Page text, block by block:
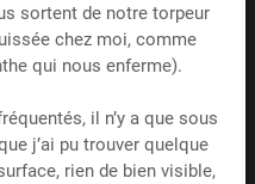
sortent de notre torpeur
chez moi, comme
qui nous enferme).
il n’y a que sous
j’ai pu trouver quelque
rien de bien visible,